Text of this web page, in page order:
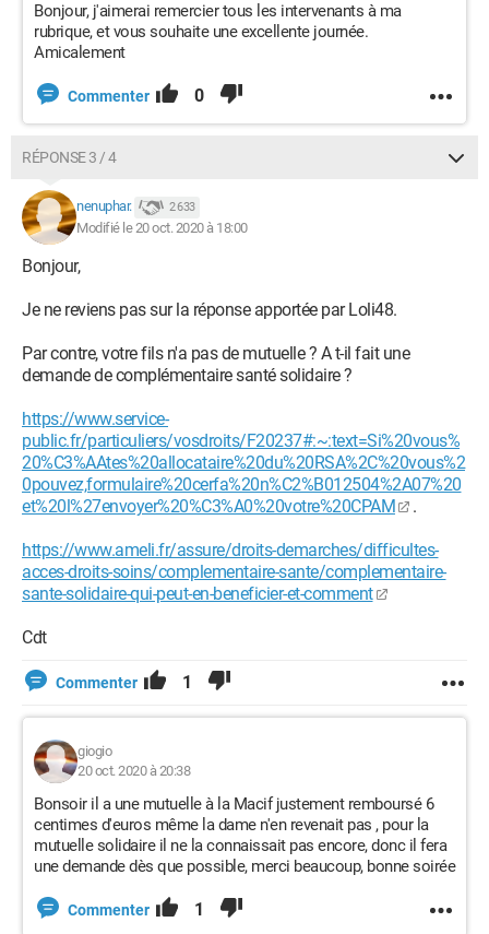
Bonjour, j'aimerai remercier tous les intervenants à ma
rubrique, et vous souhaite une excellente journée.
Amicalement
Commenter 0
RÉPONSE 3 / 4
nenuphar. 2 633
Modifié le 20 oct. 2020 à 18:00
Bonjour,
Je ne reviens pas sur la réponse apportée par Loli48.
Par contre, votre fils n'a pas de mutuelle ? A t-il fait une
demande de complémentaire santé solidaire ?
https://www.service-
public.fr/particuliers/vosdroits/F20237#:~:text=Si%20vous%
20%C3%AAtes%20allocataire%20du%20RSA%2C%20vous%2
0pouvez,formulaire%20cerfa%20n%C2%B012504%2A07%20
et%20l%27envoyer%20%C3%A0%20votre%20CPAM
.
https://www.ameli.fr/assure/droits-demarches/difficultes-
acces-droits-soins/complementaire-sante/complementaire-
sante-solidaire-qui-peut-en-beneficier-et-comment
Cdt
Commenter 1
giogio
20 oct. 2020 à 20:38
Bonsoir il a une mutuelle à la Macif justement remboursé 6
centimes d'euros même la dame n'en revenait pas , pour la
mutuelle solidaire il ne la connaissait pas encore, donc il fera
une demande dès que possible, merci beaucoup, bonne soirée
Commenter 1